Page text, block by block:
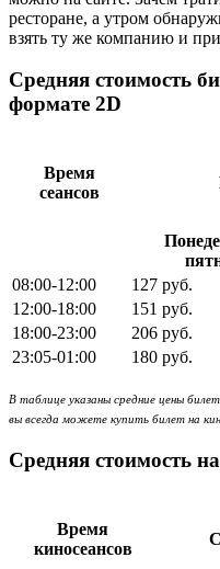
ресторане, а утром
взять ту же компанию и
Средняя стоимость
формате 2D
Время
сеансов
08:00-12:00
127 руб.
12:00-18:00
151 руб.
18:00-23:00
206 руб.
23:05-01:00
180 руб.
В таблице указаны средние цены
вы всегда можете купить билет на
Средняя стоимость
Время
киносеансов